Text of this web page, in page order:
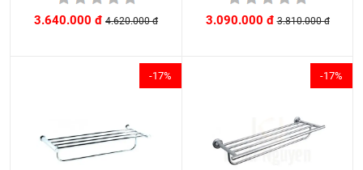
3.640.000 đ 4.620.000 đ 3.090.000 đ 3.810.000 đ
-17% -17%